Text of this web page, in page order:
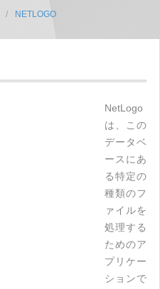
NETLOGO
NetLogo
は、この
データベ
ースにあ
る特定の
種類のフ
ァイルを
処理する
ためのア
プリケー
ションで